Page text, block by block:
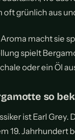
oft grünlich aus
macht sie
spielt
oder ein Öl
so
ist Earl
19. Jahrhundert